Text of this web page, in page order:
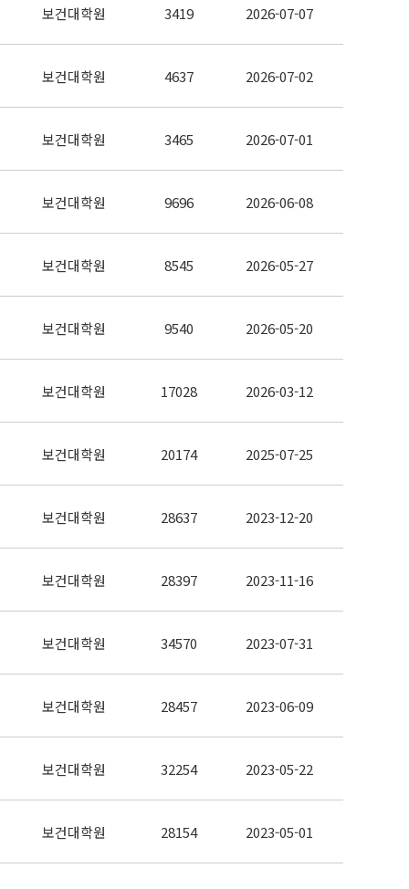
보건대학원 3419 2026-07-07
보건대학원 4637 2026-07-02
보건대학원 3465 2026-07-01
보건대학원 9696 2026-06-08
보건대학원 8545 2026-05-27
보건대학원 9540 2026-05-20
보건대학원 17028 2026-03-12
보건대학원 20174 2025-07-25
보건대학원 28637 2023-12-20
보건대학원 28397 2023-11-16
보건대학원 34570 2023-07-31
보건대학원 28457 2023-06-09
보건대학원 32254 2023-05-22
보건대학원 28154 2023-05-01